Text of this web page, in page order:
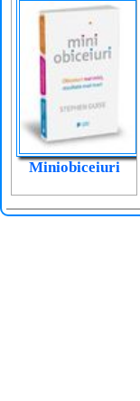
Miniobiceiuri